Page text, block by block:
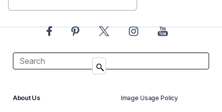
About Us Image Usage Policy